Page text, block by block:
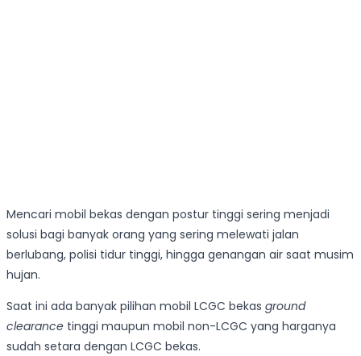
Mencari mobil bekas dengan postur tinggi sering menjadi
solusi bagi banyak orang yang sering melewati jalan
berlubang, polisi tidur tinggi, hingga genangan air saat musim
hujan.
Saat ini ada banyak pilihan mobil LCGC bekas ground
clearance tinggi maupun mobil non-LCGC yang harganya
sudah setara dengan LCGC bekas.